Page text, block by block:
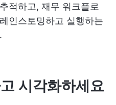
적하고, 재무 워크플로
인스토밍하고 실행하는
시각화하세요